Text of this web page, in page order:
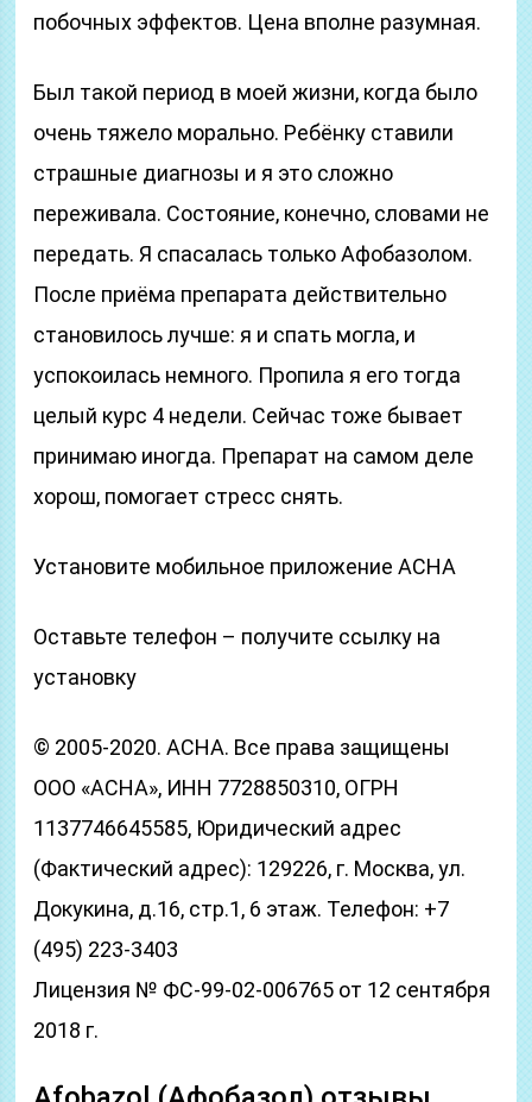
побочных эффектов. Цена вполне разумная.
Был такой период в моей жизни, когда было
очень тяжело морально. Ребёнку ставили
страшные диагнозы и я это сложно
переживала. Состояние, конечно, словами не
передать. Я спасалась только Афобазолом.
После приёма препарата действительно
становилось лучше: я и спать могла, и
успокоилась немного. Пропила я его тогда
целый курс 4 недели. Сейчас тоже бывает
принимаю иногда. Препарат на самом деле
хорош, помогает стресс снять.
Установите мобильное приложение АСНА
Оставьте телефон – получите ссылку на
установку
© 2005-2020. АСНА. Все права защищены
ООО «АСНА», ИНН 7728850310, ОГРН
1137746645585, Юридический адрес
(Фактический адрес): 129226, г. Москва, ул.
Докукина, д.16, стр.1, 6 этаж. Телефон: +7
(495) 223-3403
Лицензия № ФС-99-02-006765 от 12 сентября
2018 г.